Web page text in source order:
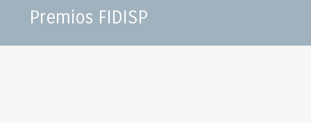
Premios FIDISP